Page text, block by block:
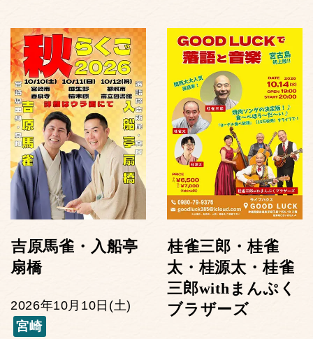
吉原馬雀・入船亭
扇橋
2026年10月10日(土)
宮崎
桂雀三郎・桂雀
太・桂源太・桂雀
三郎withまんぷく
ブラザーズ